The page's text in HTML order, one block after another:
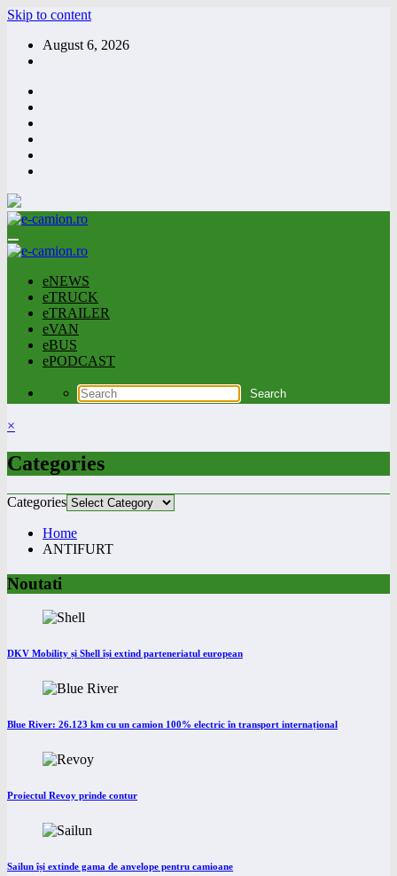
Skip to content
August 6, 2026
eNEWS
eTRUCK
eTRAILER
eVAN
eBUS
ePODCAST
×
Categories
Categories
Home
ANTIFURT
Noutati
DKV Mobility și Shell își extind parteneriatul european
Blue River: 26.123 km cu un camion 100% electric în transport internațional
Proiectul Revoy prinde contur
Sailun își extinde gama de anvelope pentru camioane